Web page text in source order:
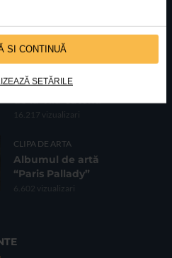
SI CONTINUĂ
SETĂRILE
CLIPA DE ARTA
în expoziția HOME
de la Vila Catena
16.217 vizualizari
CLIPA DE ARTA
Albumul de artă
“Paris Pallady”
6.602 vizualizari